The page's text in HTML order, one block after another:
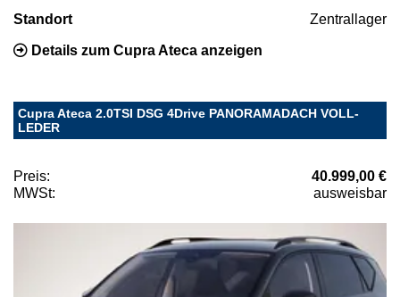
Standort Zentrallager
Details zum Cupra Ateca anzeigen
Cupra Ateca 2.0TSI DSG 4Drive PANORAMADACH VOLL-
LEDER
Preis:
40.999,00 €
MWSt:
ausweisbar